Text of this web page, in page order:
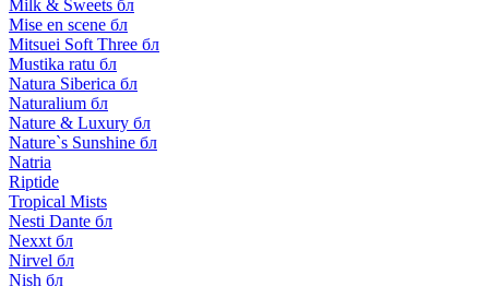
Milk & Sweets бл
Mise en scene бл
Mitsuei Soft Three бл
Mustika ratu бл
Natura Siberica бл
Naturalium бл
Nature & Luxury бл
Nature`s Sunshine бл
Natria
Riptide
Tropical Mists
Nesti Dante бл
Nexxt бл
Nirvel бл
Nish бл